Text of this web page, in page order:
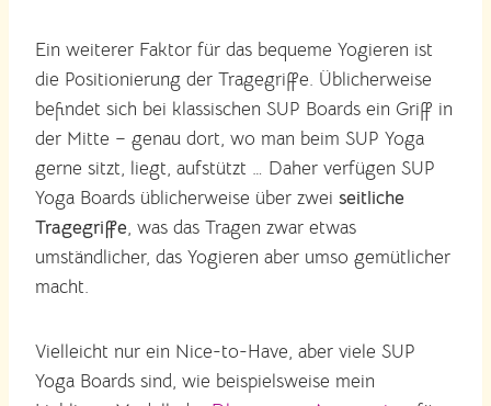
Ein weiterer Faktor für das bequeme Yogieren ist
die Positionierung der Tragegriffe. Üblicherweise
befindet sich bei klassischen SUP Boards ein Griff in
der Mitte – genau dort, wo man beim SUP Yoga
gerne sitzt, liegt, aufstützt … Daher verfügen SUP
Yoga Boards üblicherweise über zwei seitliche
Tragegriffe, was das Tragen zwar etwas
umständlicher, das Yogieren aber umso gemütlicher
macht.
Vielleicht nur ein Nice-to-Have, aber viele SUP
Yoga Boards sind, wie beispielsweise mein